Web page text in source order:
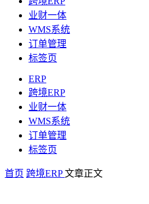
业财一体
WMS系统
订单管理
标签页
ERP
跨境ERP
业财一体
WMS系统
订单管理
标签页
首页 跨境ERP文章正文